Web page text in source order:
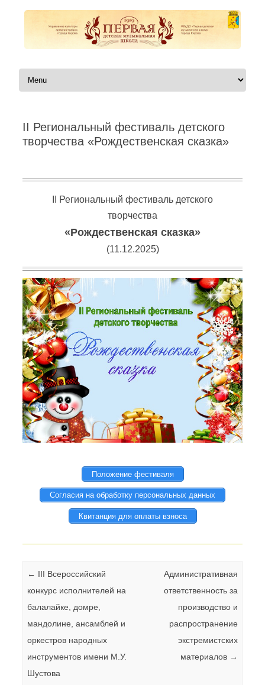
Перейти к содержимому
II Региональный фестиваль детского
творчества «Рождественская сказка»
II Региональный фестиваль детского
творчества
«Рождественская сказка»
(11.12.2025)
Положение фестиваля
Согласия на обработку персональных данных
Квитанция для оплаты взноса
Навигация по записям
← III Всероссийский
конкурс исполнителей на
балалайке, домре,
мандолине, ансамблей и
оркестров народных
инструментов имени М.У.
Шустова
Административная
ответственность за
производство и
распространение
экстремистских
материалов →